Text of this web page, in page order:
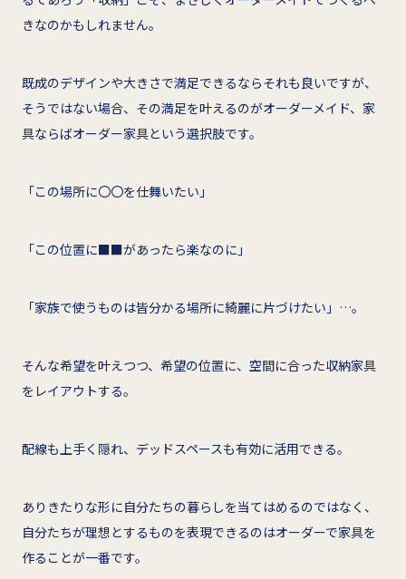
きなのかもしれません。
既成のデザインや大きさで満足できるならそれも良いですが、
そうではない場合、その満足を叶えるのがオーダーメイド、家
具ならばオーダー家具という選択肢です。
「この場所に〇〇を仕舞いたい」
「この位置に■■があったら楽なのに」
「家族で使うものは皆分かる場所に綺麗に片づけたい」…。
そんな希望を叶えつつ、希望の位置に、空間に合った収納家具
をレイアウトする。
配線も上手く隠れ、デッドスペースも有効に活用できる。
ありきたりな形に自分たちの暮らしを当てはめるのではなく、
自分たちが理想とするものを表現できるのはオーダーで家具を
作ることが一番です。